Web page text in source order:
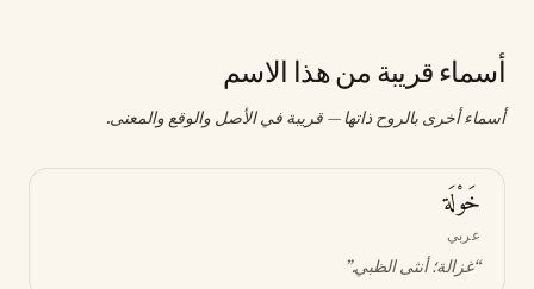
أسماء قريبة من هذا الاسم
أسماء أخرى بالروح ذاتها — قريبة في الأصل والوقع والمعنى.
خَوْلَة
عربي
“غزالة؛ أنثى الظبي.”